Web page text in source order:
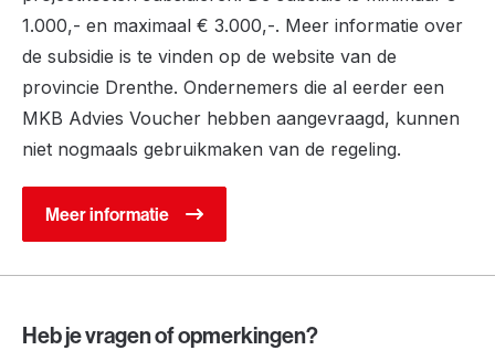
1.000,- en maximaal € 3.000,-. Meer informatie over
de subsidie is te vinden op de website van de
provincie Drenthe. Ondernemers die al eerder een
MKB Advies Voucher hebben aangevraagd, kunnen
niet nogmaals gebruikmaken van de regeling.
Meer informatie
Heb je vragen of opmerkingen?